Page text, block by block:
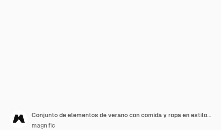
Conjunto de elementos de verano con comida y ropa en estilo plano
magnific